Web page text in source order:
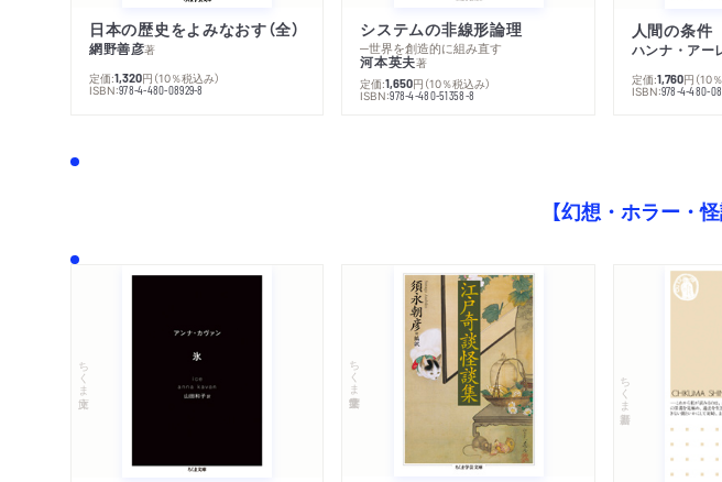
日本の歴史をよみなおす（全）
網野善彦著
定価:1,320円 （10％税込み）
ISBN:978-4-480-08929-8
システムの非線形論理
─世界を創造的に組み直す
河本英夫著
定価:1,650円 （10％税込み）
ISBN:978-4-480-51358-8
人間の条件
ハンナ・アー
定価:1,760円 （10
ISBN:978-4-480-
【幻想・ホラー・
ちくま文庫 ちくま学芸文庫 ちくま新書